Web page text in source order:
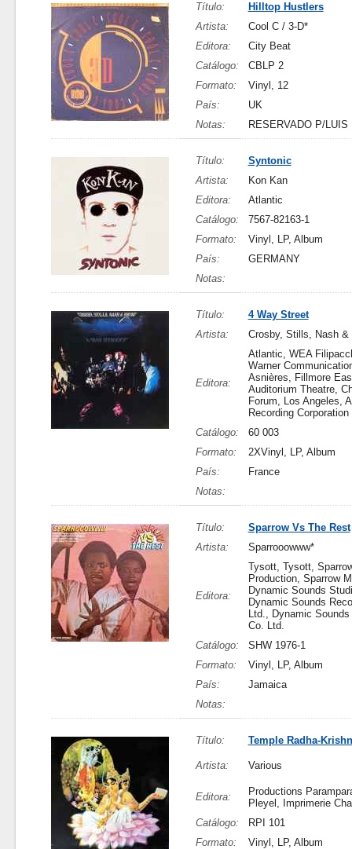
Título:
Hilltop Hustlers
Artista:
Cool C / 3-D*
Editora:
City Beat
Catálogo:
CBLP 2
Formato:
Vinyl, 12
País:
UK
Notas:
RESERVADO P/LUIS
Título:
Syntonic
Artista:
Kon Kan
Editora:
Atlantic
Catálogo:
7567-82163-1
Formato:
Vinyl, LP, Album
País:
GERMANY
Notas:
Título:
4 Way Street
Artista:
Crosby, Stills, Nash &
Editora:
Atlantic, WEA
Warner
Asnières, Fillmore
Auditorium Theatre,
Forum, Los Angeles,
Recording Corporation
Catálogo:
60 003
Formato:
2XVinyl, LP, Album
País:
France
Notas:
Título:
Sparrow Vs The Rest
Artista:
Sparrooowww*
Editora:
Tysott, Tysott,
Production, Sparrow
Dynamic Sounds
Dynamic Sounds
Ltd., Dynamic Sounds
Co. Ltd.
Catálogo:
SHW 1976-1
Formato:
Vinyl, LP, Album
País:
Jamaica
Notas:
Título: Temple Radha-
Artista: Various
Editora:
Productions
Pleyel, Imprimerie
Catálogo:
RPI 101
Formato:
Vinyl, LP, Album